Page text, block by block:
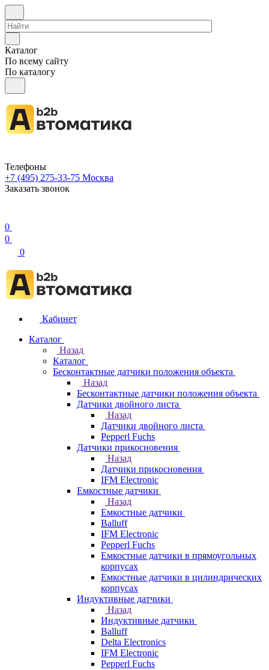
Каталог
По всему сайту
По каталогу
Телефоны
+7 (495) 275-33-75 Москва
Заказать звонок
0
0
0
Кабинет
Каталог
Назад
Каталог
Бесконтактные датчики положения объекта
Назад
Бесконтактные датчики положения объекта
Датчики двойного листа
Назад
Датчики двойного листа
Pepperl Fuchs
Датчики прикосновения
Назад
Датчики прикосновения
IFM Electronic
Емкостные датчики
Назад
Емкостные датчики
Balluff
IFM Electronic
Pepperl Fuchs
Емкостные датчики в прямоугольных
корпусах
Емкостные датчики в цилиндрических
корпусах
Индуктивные датчики
Назад
Индуктивные датчики
Balluff
Delta Electronics
IFM Electronic
Pepperl Fuchs